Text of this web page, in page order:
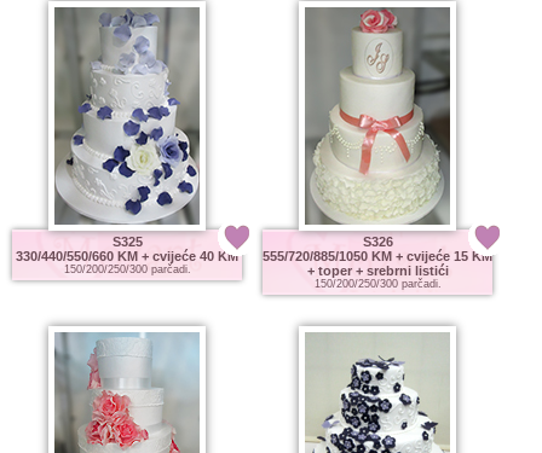
S325
330/440/550/660 KM + cvijeće 40 KM
150/200/250/300 parčadi.
S326
555/720/885/1050 KM + cvijeće 15 KM
+ toper + srebrni listići
150/200/250/300 parčadi.